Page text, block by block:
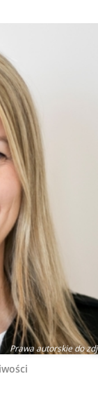
Prawa autorskie do